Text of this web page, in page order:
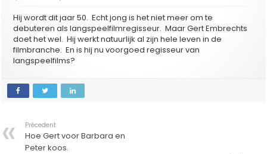
Hij wordt dit jaar 50. Echt jong is het niet meer om te
debuteren als langspeelfilmregisseur. Maar Gert Embrechts
doet het wel. Hij werkt natuurlijk al zijn hele leven in de
filmbranche. En is hij nu voorgoed regisseur van
langspeelfilms?
Précedent
Hoe Gert voor Barbara en
Peter koos.